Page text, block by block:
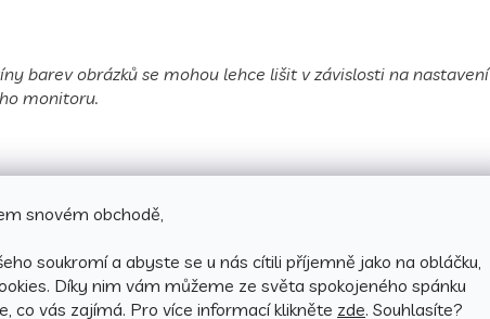
snovém obchodě,
soukromí a abyste se u nás cítili příjemně jako na obláčku,
Díky nim vám můžeme ze světa spokojeného spánku
co vás zajímá. Pro více informací klikněte zde. Souhlasíte?
barev obrázků se mohou lehce lišit v závislosti na nastavení
monitoru.